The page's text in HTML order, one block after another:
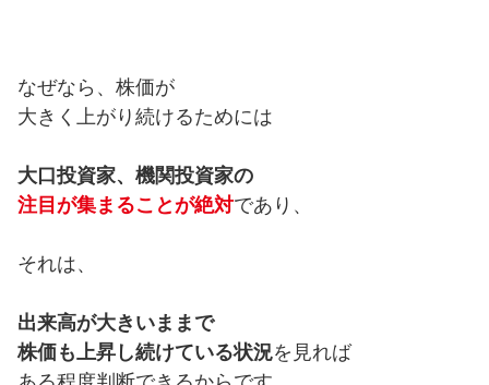
なぜなら、株価が
大きく上がり続けるためには
大口投資家、機関投資家の
注目が集まることが絶対であり、
それは、
出来高が大きいままで
株価も上昇し続けている状況を見れば